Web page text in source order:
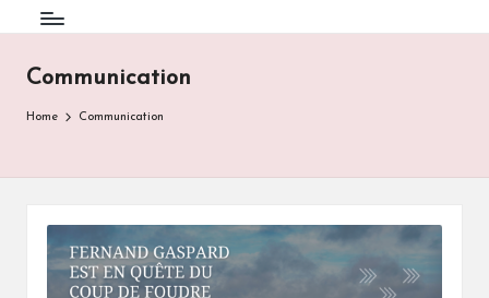
Communication
Home Communication